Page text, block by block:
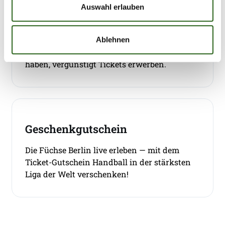
Auswahl erlauben
Ablehnen
Handicaptickets
Für die Heimspiele der Füchse Berlin können
Rollstuhlfahrer und Schwerbehinderte, die
ein "B" in ihrem Schwerbehindertenausweis
haben, vergünstigt Tickets erwerben.
Geschenkgutschein
Die Füchse Berlin live erleben — mit dem
Ticket-Gutschein Handball in der stärksten
Liga der Welt verschenken!